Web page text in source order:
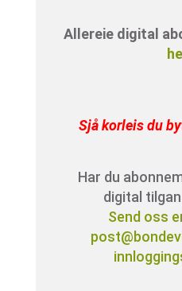
Allereie digital
Sjå korleis du
Har du
digital
Send oss